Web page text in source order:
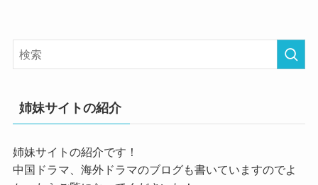
姉妹サイトの紹介
姉妹サイトの紹介です！
中国ドラマ、海外ドラマのブログも書いていますのでよ